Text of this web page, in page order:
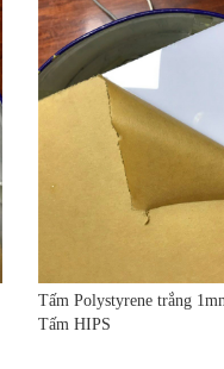
Tấm Polystyrene trắng
Tấm HIPS